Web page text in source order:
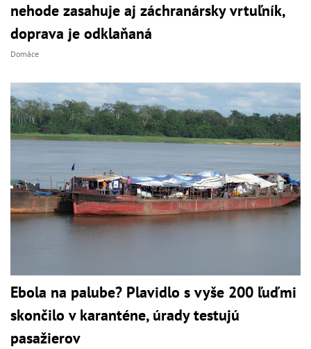
nehode zasahuje aj záchranársky vrtuľník,
doprava je odklaňaná
Domáce
Ebola na palube? Plavidlo s vyše 200 ľuďmi
skončilo v karanténe, úrady testujú
pasažierov